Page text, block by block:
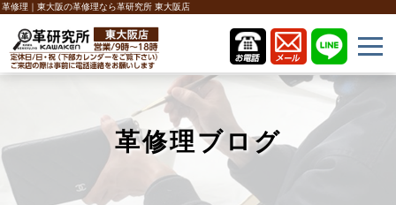
革修理｜東大阪の革修理なら革研究所 東大阪店
革修理ブログ